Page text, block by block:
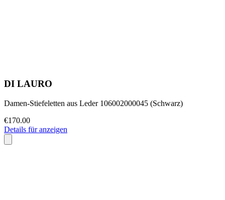
DI LAURO
Damen-Stiefeletten aus Leder 106002000045 (Schwarz)
€170.00
Details für anzeigen